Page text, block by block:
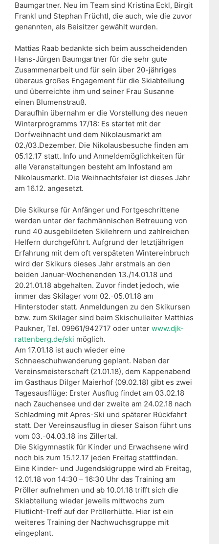
Baumgartner. Neu im Team sind Kristina Eckl, Birgit
Frankl und Stephan Früchtl, die auch, wie die zuvor
genannten, als Beisitzer gewählt wurden.
Mattias Raab bedankte sich beim ausscheidenden
Hans-Jürgen Baumgartner für die sehr gute
Zusammenarbeit und für sein über 20-jähriges
überaus großes Engagement für die Skiabteilung
und überreichte ihm und seiner Frau Susanne
einen Blumenstrauß.
Daraufhin übernahm er die Vorstellung des neuen
Winterprogramms 17/18: Es startet mit der
Dorfweihnacht und dem Nikolausmarkt am
02./03.Dezember. Die Nikolausbesuche finden am
05.12.17 statt. Info und Anmeldemöglichkeiten für
alle Veranstaltungen besteht am Infostand am
Nikolausmarkt. Die Weihnachtsfeier ist dieses Jahr
am 16.12. angesetzt.
Die Skikurse für Anfänger und Fortgeschrittene
werden unter der fachmännischen Betreuung von
rund 40 ausgebildeten Skilehrern und zahlreichen
Helfern durchgeführt. Aufgrund der letztjährigen
Erfahrung mit dem oft verspäteten Wintereinbruch
wird der Skikurs dieses Jahr erstmals an den
beiden Januar-Wochenenden 13./14.01.18 und
20.21.01.18 abgehalten. Zuvor findet jedoch, wie
immer das Skilager vom 02.-05.01.18 am
Hinterstoder statt. Anmeldungen zu den Skikursen
bzw. zum Skilager sind beim Skischulleiter Matthias
Paukner, Tel. 09961/942717 oder unter www.djk-
rattenberg.de/ski möglich.
Am 17.01.18 ist auch wieder eine
Schneeschuhwanderung geplant. Neben der
Vereinsmeisterschaft (21.01.18), dem Kappenabend
im Gasthaus Dilger Maierhof (09.02.18) gibt es zwei
Tagesausflüge: Erster Ausflug findet am 03.02.18
nach Zauchensee und der zweite am 24.02.18 nach
Schladming mit Apres-Ski und späterer Rückfahrt
statt. Der Vereinsausflug in dieser Saison führt uns
vom 03.-04.03.18 ins Zillertal.
Die Skigymnastik für Kinder und Erwachsene wird
noch bis zum 15.12.17 jeden Freitag stattfinden.
Eine Kinder- und Jugendskigruppe wird ab Freitag,
12.01.18 von 14:30 – 16:30 Uhr das Training am
Pröller aufnehmen und ab 10.01.18 trifft sich die
Skiabteilung wieder jeweils mittwochs zum
Flutlicht-Treff auf der Pröllerhütte. Hier ist ein
weiteres Training der Nachwuchsgruppe mit
eingeplant.